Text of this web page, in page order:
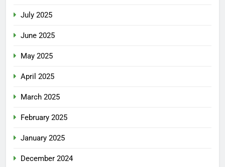
July 2025
June 2025
May 2025
April 2025
March 2025
February 2025
January 2025
December 2024